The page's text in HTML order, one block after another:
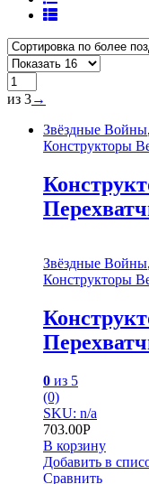
из 3→
Звёздные Войны,
Конструкторы
Звёздные Войны,
Конструкторы
0 из 5
(0)
SKU: n/a
703.00Р
В корзину
Добавить в
Сравнить